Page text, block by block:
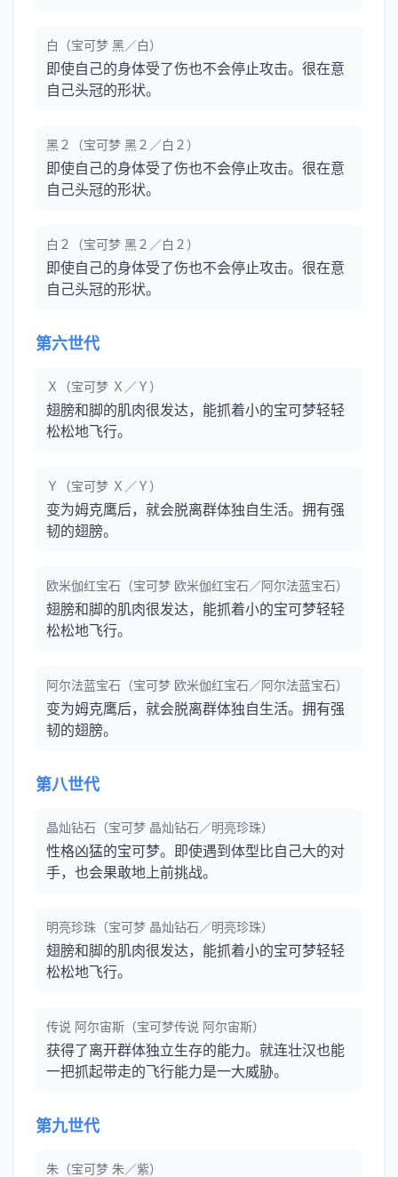
白（宝可梦 黑／白）
即使自己的身体受了伤也不会停止攻击。很在意
自己头冠的形状。
黑２（宝可梦 黑２／白２）
即使自己的身体受了伤也不会停止攻击。很在意
自己头冠的形状。
白２（宝可梦 黑２／白２）
即使自己的身体受了伤也不会停止攻击。很在意
自己头冠的形状。
第六世代
Ｘ（宝可梦 Ｘ／Ｙ）
翅膀和脚的肌肉很发达，能抓着小的宝可梦轻轻
松松地飞行。
Ｙ（宝可梦 Ｘ／Ｙ）
变为姆克鹰后，就会脱离群体独自生活。拥有强
韧的翅膀。
欧米伽红宝石（宝可梦 欧米伽红宝石／阿尔法蓝宝石）
翅膀和脚的肌肉很发达，能抓着小的宝可梦轻轻
松松地飞行。
阿尔法蓝宝石（宝可梦 欧米伽红宝石／阿尔法蓝宝石）
变为姆克鹰后，就会脱离群体独自生活。拥有强
韧的翅膀。
第八世代
晶灿钻石（宝可梦 晶灿钻石／明亮珍珠）
性格凶猛的宝可梦。即使遇到体型比自己大的对
手，也会果敢地上前挑战。
明亮珍珠（宝可梦 晶灿钻石／明亮珍珠）
翅膀和脚的肌肉很发达，能抓着小的宝可梦轻轻
松松地飞行。
传说 阿尔宙斯（宝可梦传说 阿尔宙斯）
获得了离开群体独立生存的能力。就连壮汉也能
一把抓起带走的飞行能力是一大威胁。
第九世代
朱（宝可梦 朱／紫）